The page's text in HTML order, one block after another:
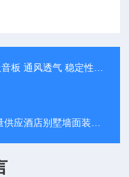
风透气 稳定性好 大量现货
面装饰用美观大方 可免费拿样